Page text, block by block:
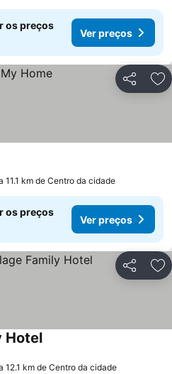
os preços
Ver preços
Partilhar
11.1 km de Centro da cidade
os preços
Ver preços
Partilhar
HotelVer preços
12.1 km de Centro da cidade